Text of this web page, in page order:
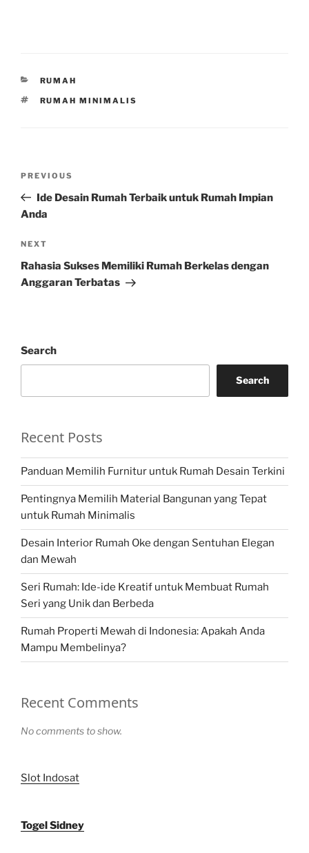
CATEGORIES
RUMAH
TAGS
RUMAH MINIMALIS
Previous
Post
PREVIOUS
Ide Desain Rumah Terbaik untuk Rumah Impian
Anda
Next
Post
NEXT
Rahasia Sukses Memiliki Rumah Berkelas dengan
Anggaran Terbatas
Search
Search
Recent Posts
Panduan Memilih Furnitur untuk Rumah Desain Terkini
Pentingnya Memilih Material Bangunan yang Tepat
untuk Rumah Minimalis
Desain Interior Rumah Oke dengan Sentuhan Elegan
dan Mewah
Seri Rumah: Ide-ide Kreatif untuk Membuat Rumah
Seri yang Unik dan Berbeda
Rumah Properti Mewah di Indonesia: Apakah Anda
Mampu Membelinya?
Recent Comments
No comments to show.
Slot Indosat
Togel Sidney